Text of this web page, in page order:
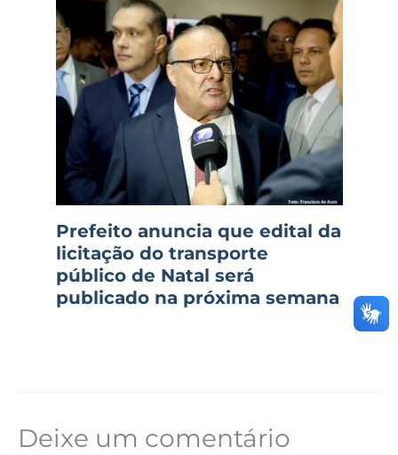
Prefeito anuncia que edital da
licitação do transporte
público de Natal será
publicado na próxima semana
Deixe um comentário